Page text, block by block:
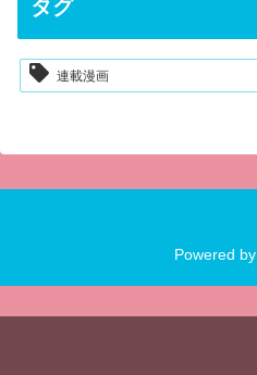
タグ
連載漫画
Powered by